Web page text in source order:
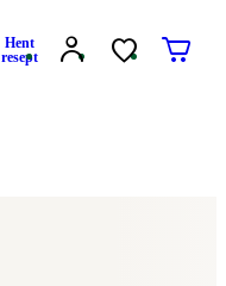
Hent
resept